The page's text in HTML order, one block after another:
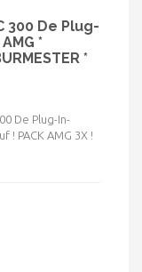
300 De Plug-
*
*
De Plug-In-
! PACK AMG 3X !